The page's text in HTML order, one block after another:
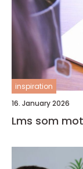
inspiration
16. January 2026
Lms som